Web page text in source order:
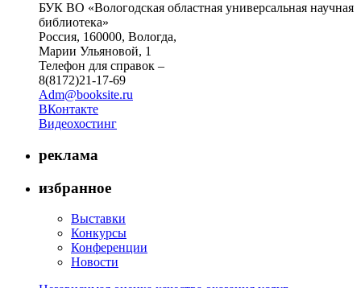
БУК ВО «Вологодская областная универсальная научная
библиотека»
Россия, 160000, Вологда,
Марии Ульяновой, 1
Телефон для справок –
8(8172)21-17-69
Adm@booksite.ru
ВКонтакте
Видеохостинг
реклама
избранное
Выставки
Конкурсы
Конференции
Новости